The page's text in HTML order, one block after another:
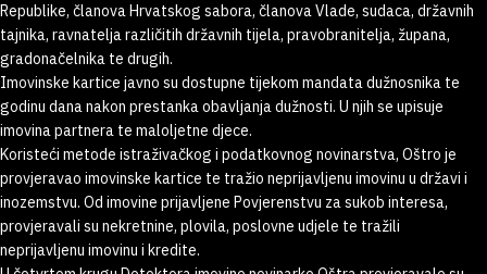
Republike, članova Hrvatskog sabora, članova Vlade, sudaca, državnih
tajnika, ravnatelja različitih državnih tijela, pravobranitelja, župana,
gradonačelnika te drugih.
Imovinske kartice javno su dostupne tijekom mandata dužnosnika te
godinu dana nakon prestanka obavljanja dužnosti. U njih se upisuje
imovina partnera te maloljetne djece.
Koristeći metode istraživačkog i podatkovnog novinarstva, Oštro je
provjeravao imovinske kartice te tražio neprijavljenu imovinu u državi i
inozemstvu. Od imovine prijavljene Povjerenstvu za sukob interesa,
provjeravali su nekretnine, plovila, poslovne udjele te tražili
neprijavljenu imovinu i kredite.